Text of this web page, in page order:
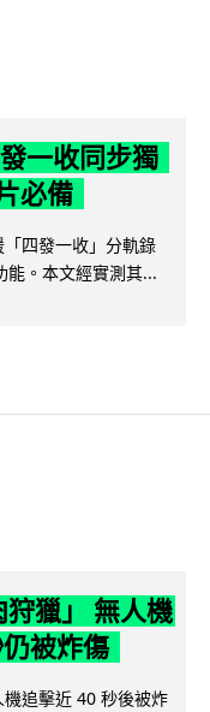
一收同步獨
必備
四發一收」分軌錄
。本文經實測其...
獵」 無人機
被炸傷
追擊近 40 秒後被炸